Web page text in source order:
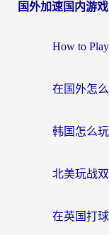
国外加速国内游戏